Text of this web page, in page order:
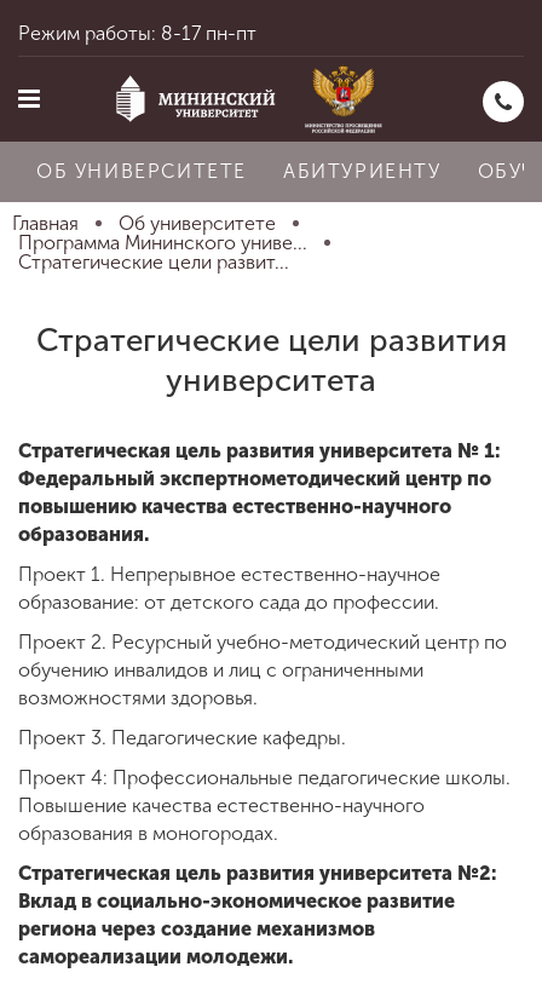
Об университете
Абитуриенту
Обучение
Наука
Международная
деятельность
Другие виды
деятельности
Студенческая жизнь
Режим работы: 8-17 пн-пт
ОБ УНИВЕРСИТЕТЕ АБИТУРИЕНТУ
Главная
Об университете
Программа Мининского униве...
Стратегические цели развит...
Стратегические цели развития
университета
Стратегическая цель развития университета № 1:
Федеральный экспертнометодический центр по
повышению качества естественно-научного
образования.
Проект 1. Непрерывное естественно-научное
образование: от детского сада до профессии.
Проект 2. Ресурсный учебно-методический центр по
обучению инвалидов и лиц с ограниченными
возможностями здоровья.
Проект 3. Педагогические кафедры.
Проект 4: Профессиональные педагогические школы.
Повышение качества естественно-научного
образования в моногородах.
Стратегическая цель развития университета №2:
Вклад в социально-экономическое развитие
региона через создание механизмов
самореализации молодежи.